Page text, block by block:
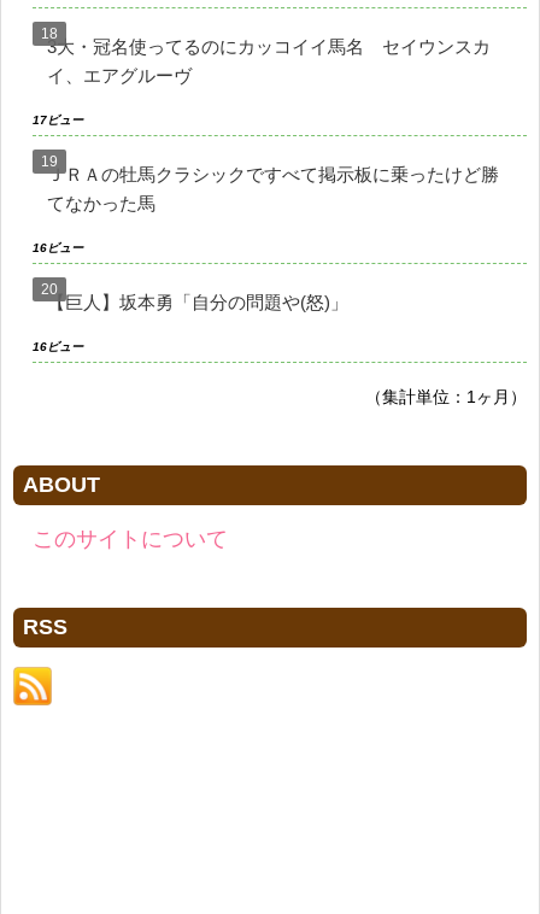
3大・冠名使ってるのにカッコイイ馬名 セイウンスカ
イ、エアグルーヴ
17ビュー
ＪＲＡの牡馬クラシックですべて掲示板に乗ったけど勝
てなかった馬
16ビュー
【巨人】坂本勇「自分の問題や(怒)」
16ビュー
（集計単位：1ヶ月）
ABOUT
このサイトについて
RSS